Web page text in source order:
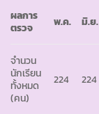
ผลการ
ตรวจ
พ.ค. มิ.ย.
จำนวน
นักเรียน
ทั้งหมด
(คน)
224 224